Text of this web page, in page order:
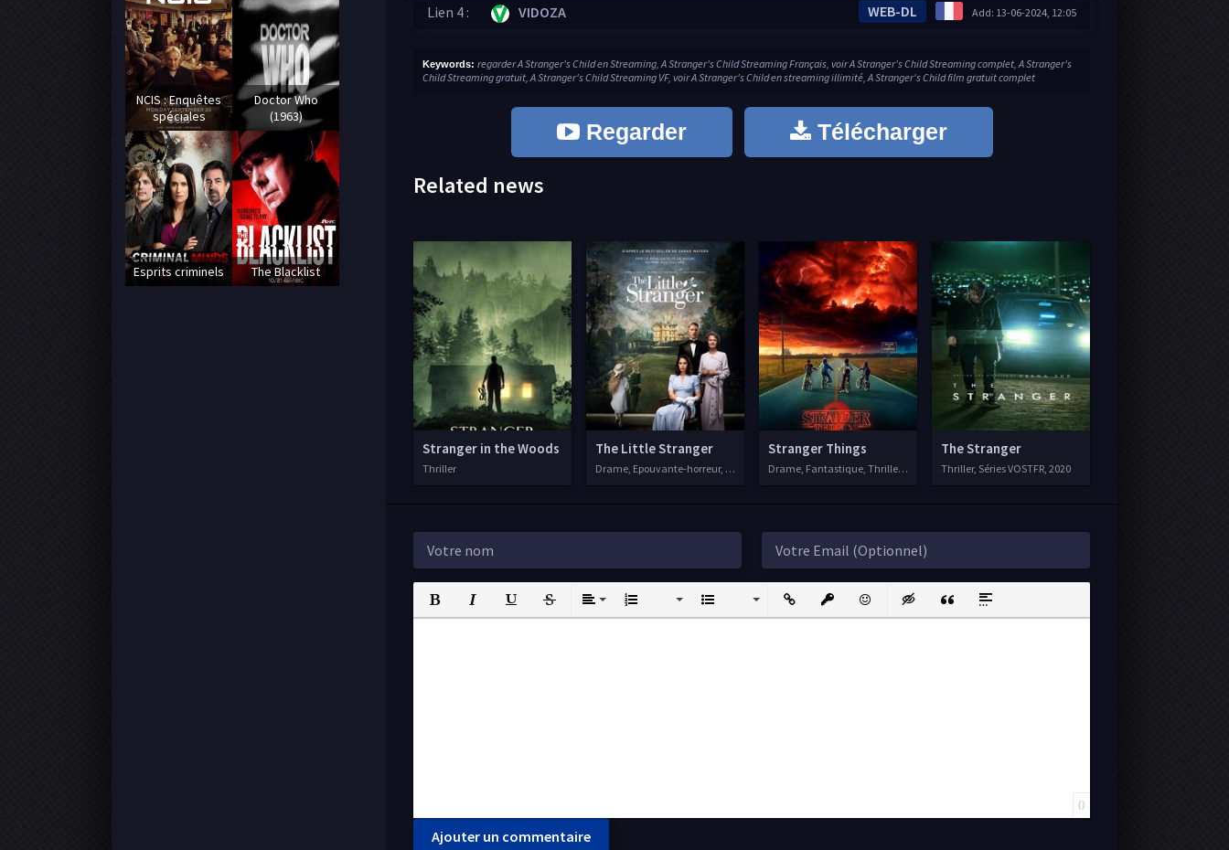
Lien 4 :
VIDOZA Add: 13-06-2024, 12:05
WEB-DL
Keywords: regarder A Stranger's Child en Streaming, A Stranger's Child Streaming Français, voir A Stranger's Child Streaming complet, A Stranger's
Child Streaming gratuit, A Stranger's Child Streaming VF, voir A Stranger's Child en streaming illimité, A Stranger's Child film gratuit complet
Regarder Télécharger
Related news
Stranger in the Woods
Thriller
The Little Stranger
Drame, Epouvante-horreur, Fantastique, 2018
Stranger Things
Drame, Fantastique, Thriller, Séries VF, 2016
The Stranger
Thriller, Séries VOSTFR, 2020
Bold Italic UnderlineStrikethrough
AlignOrdered List Unordered ListInsert LinkInsert protected link
EmoticonsInsert hidden text
Insert QuoteInsert spoiler
0
Ajouter un commentaire
NCIS : Enquêtes
spéciales
Doctor Who
(1963)
Esprits criminels The Blacklist